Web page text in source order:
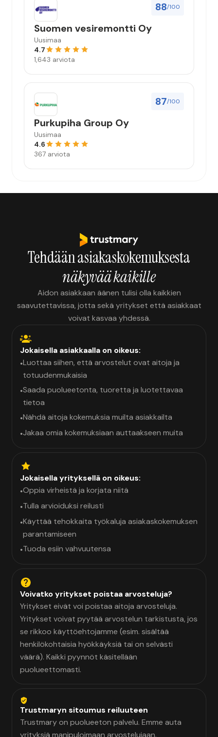
88/100
Suomen vesiremontti Oy
Uusimaa
4.7
1,643 arviota
87/100
Purkupiha Group Oy
Uusimaa
4.6
367 arviota
Tehdään asiakaskokemuksesta
näkyvää kaikille
Aidon asiakkaan äänen tulisi olla kaikkien
saavutettavissa, jotta sekä yritykset että asiakkaat
voivat kasvaa yhdessä.
Jokaisella asiakkaalla on oikeus:
•Luottaa siihen, että arvostelut ovat aitoja ja
totuudenmukaisia
•Saada puolueetonta, tuoretta ja luotettavaa
tietoa
•Nähdä aitoja kokemuksia muilta asiakkailta
•Jakaa omia kokemuksiaan auttaakseen muita
Jokaisella yrityksellä on oikeus:
•Oppia virheistä ja korjata niitä
•Tulla arvioiduksi reilusti
•Käyttää tehokkaita työkaluja asiakaskokemuksen
parantamiseen
•Tuoda esiin vahvuutensa
Voivatko yritykset poistaa arvosteluja?
Yritykset eivät voi poistaa aitoja arvosteluja.
Yritykset voivat pyytää arvostelun tarkistusta, jos
se rikkoo käyttöehtojamme (esim. sisältää
henkilökohtaisia hyökkäyksiä tai on selvästi
väärä). Kaikki pyynnöt käsitellään
puolueettomasti.
Trustmaryn sitoumus reiluuteen
Trustmary on puolueeton palvelu. Emme auta
yrityksiä manipuloimaan arvostelujaan.